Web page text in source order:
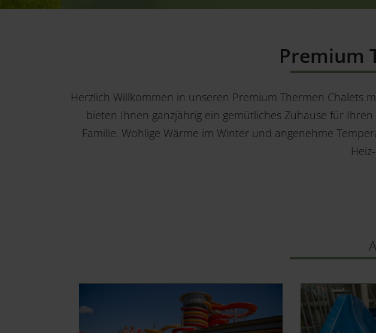
Premium
Herzlich Willkommen in unseren Premium Thermen Chalets
bieten Ihnen ganzjährig ein gemütliches Zuhause für
Familie. Wohlige Wärme im Winter und angenehme